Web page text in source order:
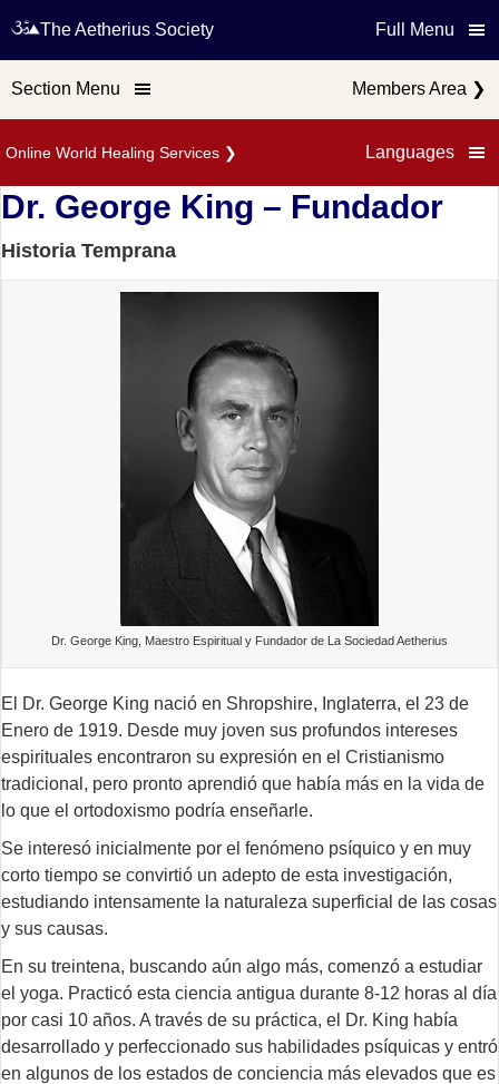
Online World Healing Services ❯ Languages
The Aetherius Society Full Menu
Section Menu Members Area ❯
Dr. George King – Fundador
Historia Temprana
Dr. George King, Maestro Espiritual y Fundador de La Sociedad Aetherius
El Dr. George King nació en Shropshire, Inglaterra, el 23 de
Enero de 1919. Desde muy joven sus profundos intereses
espirituales encontraron su expresión en el Cristianismo
tradicional, pero pronto aprendió que había más en la vida de
lo que el ortodoxismo podría enseñarle.
Se interesó inicialmente por el fenómeno psíquico y en muy
corto tiempo se convirtió un adepto de esta investigación,
estudiando intensamente la naturaleza superficial de las cosas
y sus causas.
En su treintena, buscando aún algo más, comenzó a estudiar
el yoga. Practicó esta ciencia antigua durante 8-12 horas al día
por casi 10 años. A través de su práctica, el Dr. King había
desarrollado y perfeccionado sus habilidades psíquicas y entró
en algunos de los estados de conciencia más elevados que es